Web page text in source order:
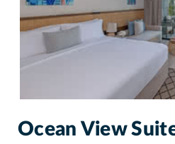
Ocean View